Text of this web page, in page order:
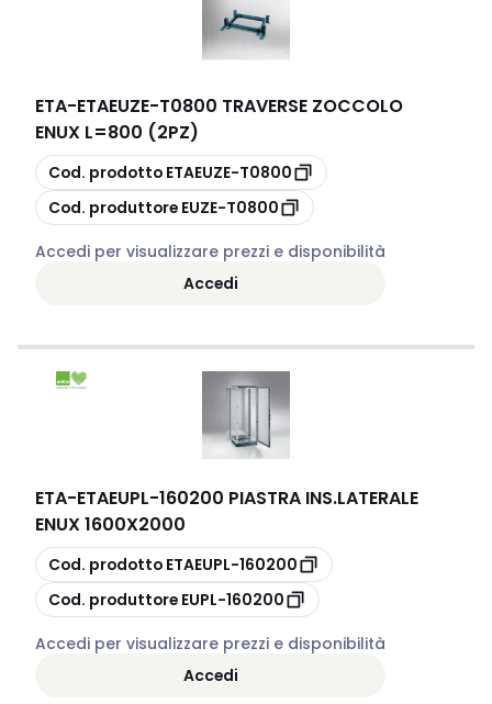
ETA-ETAEUZE-T0800 TRAVERSE ZOCCOLO
ENUX L=800 (2PZ)
copia
Cod. prodotto ETAEUZE-T0800
copia
Cod. produttore EUZE-T0800
Accedi per visualizzare prezzi e disponibilità
Accedi
ETA-ETAEUPL-160200 PIASTRA INS.LATERALE
ENUX 1600X2000
copia
Cod. prodotto ETAEUPL-160200
copia
Cod. produttore EUPL-160200
Accedi per visualizzare prezzi e disponibilità
Accedi